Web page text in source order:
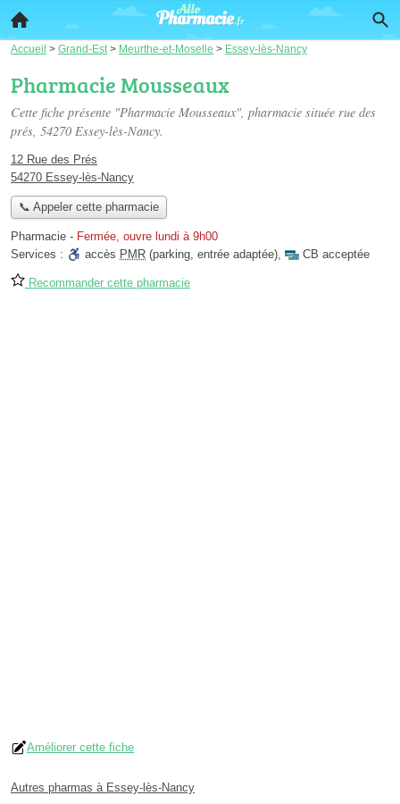
Accueil > Grand-Est > Meurthe-et-Moselle > Essey-lès-Nancy
Pharmacie Mousseaux
Cette fiche présente "Pharmacie Mousseaux", pharmacie située rue des
prés, 54270 Essey-lès-Nancy.
12 Rue des Prés
54270 Essey-lès-Nancy
📞 Appeler cette pharmacie
Pharmacie - Fermée, ouvre lundi à 9h00
Services :
accès PMR (parking, entrée adaptée), CB acceptée
Recommander cette pharmacie
Améliorer cette fiche
Autres pharmas à Essey-lès-Nancy